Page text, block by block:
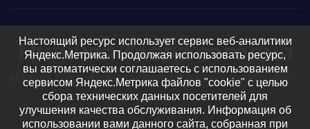
Нижняя Тавда сегодня
Нижняя Тавда, Нижнетавдинский район - новости, фото
и видео
Настоящий ресурс использует сервис веб-аналитики
Яндекс.Метрика. Продолжая использовать ресурс,
вы автоматически соглашаетесь с использованием
сервисом Яндекс.Метрика файлов "cookie" с целью
сбора технических данных посетителей для
улучшения качества обслуживания. Информация об
использовании вами данного сайта, собранная при